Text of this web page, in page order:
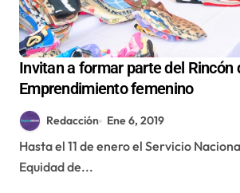
Invitan a formar parte del Rincón
Emprendimiento femenino
Redacción Ene 6, 2019
Hasta el 11 de enero el Servicio Nacional de la Mujer y la
Equidad de...